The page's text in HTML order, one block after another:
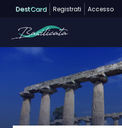
DestCard Registrati Accesso